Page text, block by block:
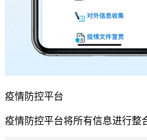
疫情防控平台
疫情防控平台将所有信息进行整